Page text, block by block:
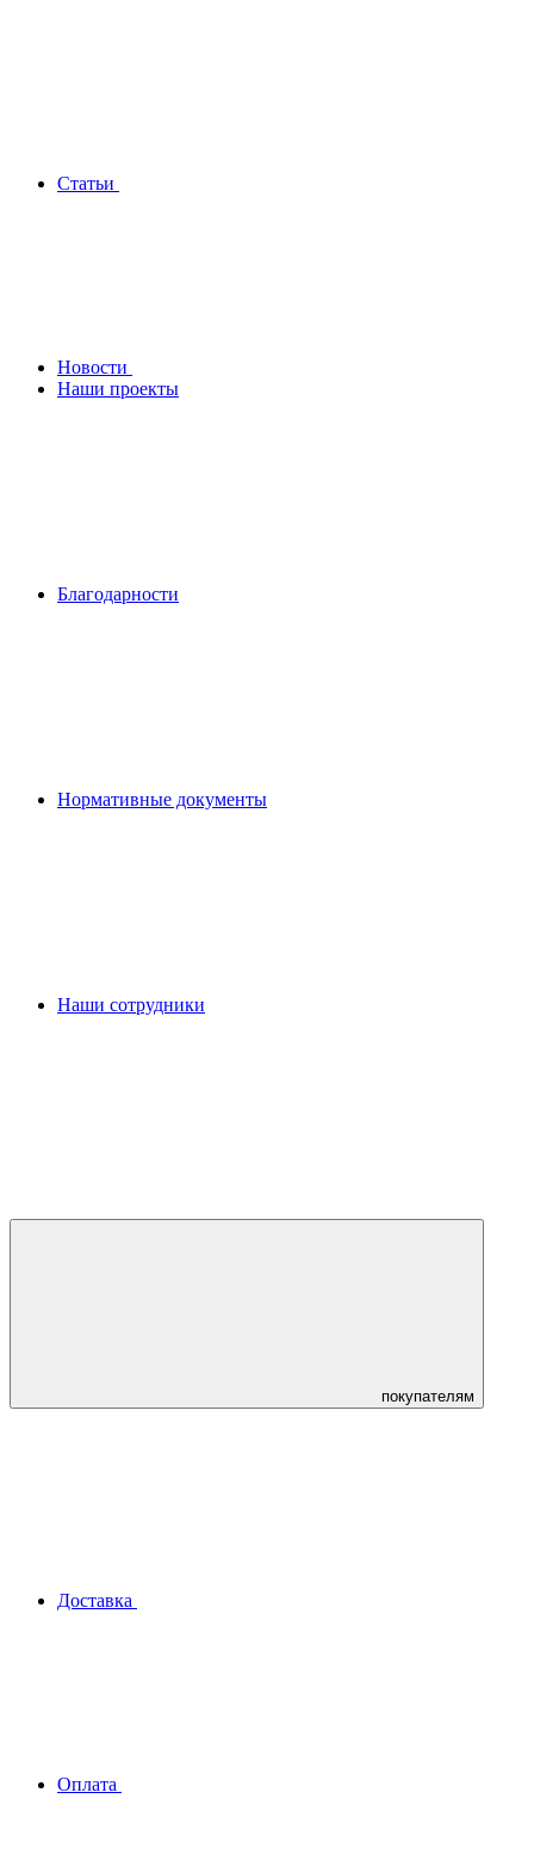
Статьи
Новости
Наши проекты
Благодарности
Нормативные документы
Наши сотрудники
покупателям
Доставка
Оплата